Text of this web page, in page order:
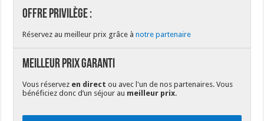
Offre Privilège :
Réservez au meilleur prix grâce ànotre partenaire
Meilleur Prix Garanti
Vous réservez en direct ou avec l'un de nos partenaires. Vous
bénéficiez donc d’un séjour au meilleur prix.